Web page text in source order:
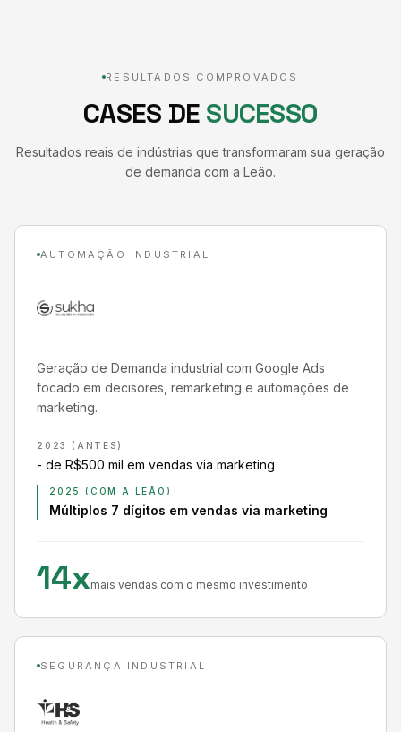
RESULTADOS COMPROVADOS
CASES DE SUCESSO
Resultados reais de indústrias que transformaram sua geração
de demanda com a Leão.
AUTOMAÇÃO INDUSTRIAL
Geração de Demanda industrial com Google Ads
focado em decisores, remarketing e automações de
marketing.
2023 (ANTES)
- de R$500 mil em vendas via marketing
2025 (COM A LEÃO)
Múltiplos 7 dígitos em vendas via marketing
14xmais vendas com o mesmo investimento
SEGURANÇA INDUSTRIAL